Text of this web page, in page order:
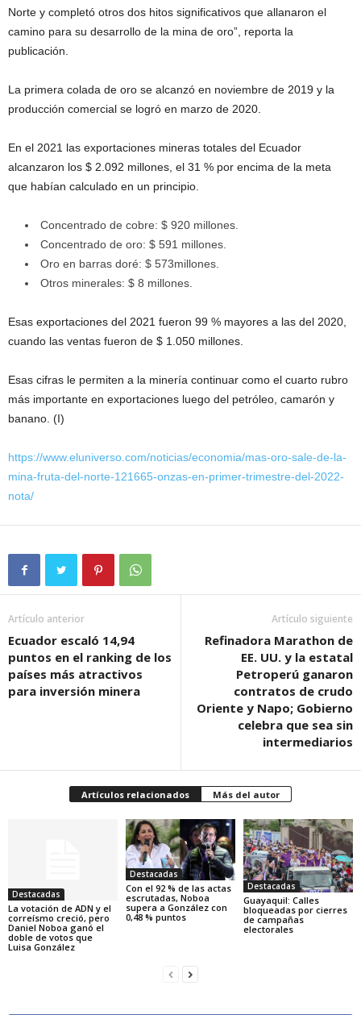
Norte y completó otros dos hitos significativos que allanaron el
camino para su desarrollo de la mina de oro”, reporta la
publicación.
La primera colada de oro se alcanzó en noviembre de 2019 y la
producción comercial se logró en marzo de 2020.
En el 2021 las exportaciones mineras totales del Ecuador
alcanzaron los $ 2.092 millones, el 31 % por encima de la meta
que habían calculado en un principio.
Concentrado de cobre: $ 920 millones.
Concentrado de oro: $ 591 millones.
Oro en barras doré: $ 573millones.
Otros minerales: $ 8 millones.
Esas exportaciones del 2021 fueron 99 % mayores a las del 2020,
cuando las ventas fueron de $ 1.050 millones.
Esas cifras le permiten a la minería continuar como el cuarto rubro
más importante en exportaciones luego del petróleo, camarón y
banano. (I)
https://www.eluniverso.com/noticias/economia/mas-oro-sale-de-la-
mina-fruta-del-norte-121665-onzas-en-primer-trimestre-del-2022-
nota/
Artículo anterior
Ecuador escaló 14,94
puntos en el ranking de los
países más atractivos
para inversión minera
Artículo siguiente
Refinadora Marathon de
EE. UU. y la estatal
Petroperú ganaron
contratos de crudo
Oriente y Napo; Gobierno
celebra que sea sin
intermediarios
Artículos relacionados Más del autor
Destacadas
La votación de ADN y el
correísmo creció, pero
Daniel Noboa ganó el
doble de votos que
Luisa González
Destacadas
Con el 92 % de las actas
escrutadas, Noboa
supera a González con
0,48 % puntos
Destacadas
Guayaquil: Calles
bloqueadas por cierres
de campañas
electorales